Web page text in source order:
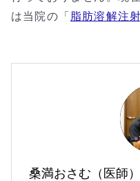
は当院の「 脂肪溶解注射
桑満おさむ（医師）